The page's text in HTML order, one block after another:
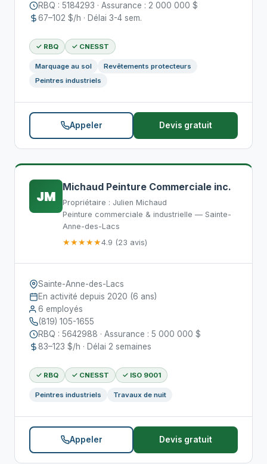
RBQ : 5184293 · Assurance : 2 000 000 $
67–102 $/h · Délai 3-4 sem.
✓ RBQ ✓ CNESST
Marquage au sol
Revêtements protecteurs
Peintres industriels
Appeler Devis gratuit
JM
Michaud Peinture Commerciale inc.
Propriétaire : Julien Michaud
Peinture commerciale & industrielle — Sainte-
Anne-des-Lacs
★★★★★4.9 (23 avis)
Sainte-Anne-des-Lacs
En activité depuis 2020 (6 ans)
6 employés
(819) 105-1655
RBQ : 5642988 · Assurance : 5 000 000 $
83–123 $/h · Délai 2 semaines
✓ RBQ ✓ CNESST ✓ ISO 9001
Peintres industriels Travaux de nuit
Appeler Devis gratuit